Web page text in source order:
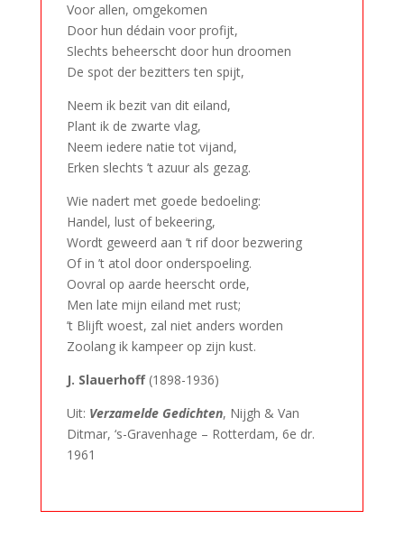
Voor allen, omgekomen
Door hun dédain voor profijt,
Slechts beheerscht door hun droomen
De spot der bezitters ten spijt,
Neem ik bezit van dit eiland,
Plant ik de zwarte vlag,
Neem iedere natie tot vijand,
Erken slechts ’t azuur als gezag.
Wie nadert met goede bedoeling:
Handel, lust of bekeering,
Wordt geweerd aan ’t rif door bezwering
Of in ’t atol door onderspoeling.
Oovral op aarde heerscht orde,
Men late mijn eiland met rust;
’t Blijft woest, zal niet anders worden
Zoolang ik kampeer op zijn kust.
J. Slauerhoff (1898-1936)
Uit: Verzamelde Gedichten, Nijgh & Van
Ditmar, ‘s-Gravenhage – Rotterdam, 6e dr.
1961